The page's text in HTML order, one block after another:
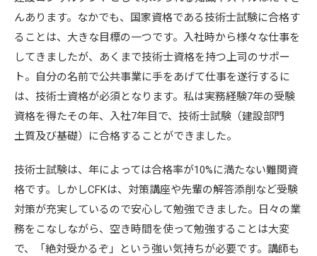
んあります。なかでも、国家資格である技術士試験に合格す
ることは、大きな目標の一つです。入社時から様々な仕事を
してきましたが、あくまで技術士資格を持つ上司のサポー
ト。自分の名前で公共事業に手をあげて仕事を遂行するに
は、技術士資格が必須となります。私は実務経験7年の受験
資格を得たその年、入社7年目で、技術士試験（建設部門
土質及び基礎）に合格することができました。
技術士試験は、年によっては合格率が10%に満たない難関資
格です。しかしCFKは、対策講座や先輩の解答添削など受験
対策が充実しているので安心して勉強できました。日々の業
務をこなしながら、空き時間を使って勉強することは大変
で、「絶対受かるぞ」という強い気持ちが必要です。講師も